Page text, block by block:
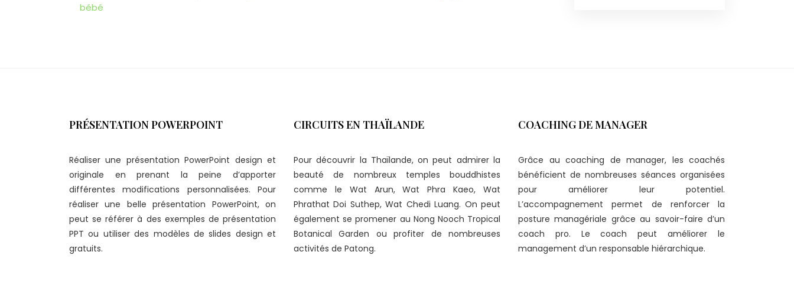
bébé
PRÉSENTATION POWERPOINT
Réaliser une présentation PowerPoint design et
originale en prenant la peine d’apporter
différentes modifications personnalisées. Pour
réaliser une belle présentation PowerPoint, on
peut se référer à des exemples de présentation
PPT ou utiliser des modèles de slides design et
gratuits.
CIRCUITS EN THAÏLANDE
Pour découvrir la Thaïlande, on peut admirer la
beauté de nombreux temples bouddhistes
comme le Wat Arun, Wat Phra Kaeo, Wat
Phrathat Doi Suthep, Wat Chedi Luang. On peut
également se promener au Nong Nooch Tropical
Botanical Garden ou profiter de nombreuses
activités de Patong.
COACHING DE MANAGER
Grâce au coaching de manager, les coachés
bénéficient de nombreuses séances organisées
pour améliorer leur potentiel.
L’accompagnement permet de renforcer la
posture managériale grâce au savoir-faire d’un
coach pro. Le coach peut améliorer le
management d’un responsable hiérarchique.